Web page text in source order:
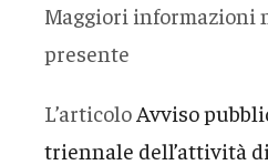
Maggiori informazioni
presente
L’articolo Avviso
triennale dell’attività